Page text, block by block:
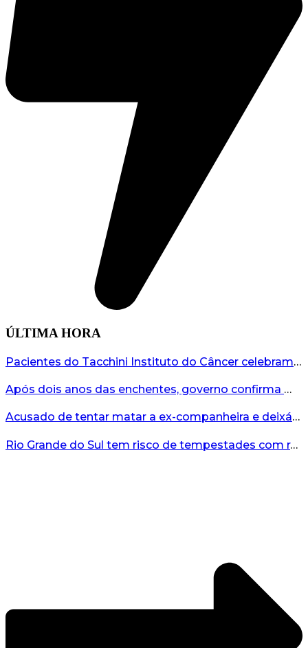
ÚLTIMA HORA
Pacientes do Tacchini Instituto do Câncer celebram Dia dos Pais com cuidado e relaxamento...
Após dois anos das enchentes, governo confirma mais de R$19 milhões para nova ponte no Vale do Taquari...
Acusado de tentar matar a ex-companheira e deixá-la paraplégica é condenado na Serra Gaúcha...
Rio Grande do Sul tem risco de tempestades com rajadas de ventos nos próximos dias...